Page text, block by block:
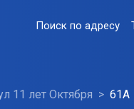
Поиск по адресу
11 лет Октября 61А